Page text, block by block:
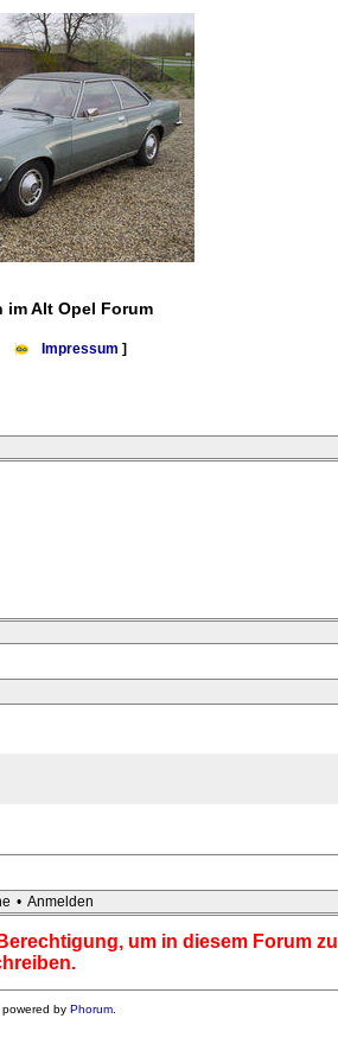
im Alt Opel Forum
Impressum ]
• Anmelden
um in diesem Forum zu
by Phorum.